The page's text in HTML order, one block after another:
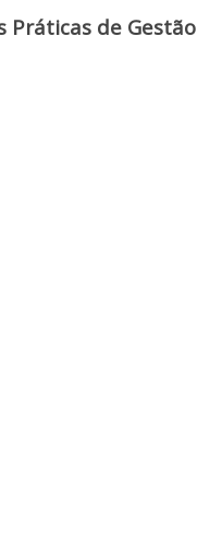
Práticas de Gestão